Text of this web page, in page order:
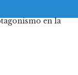
en la